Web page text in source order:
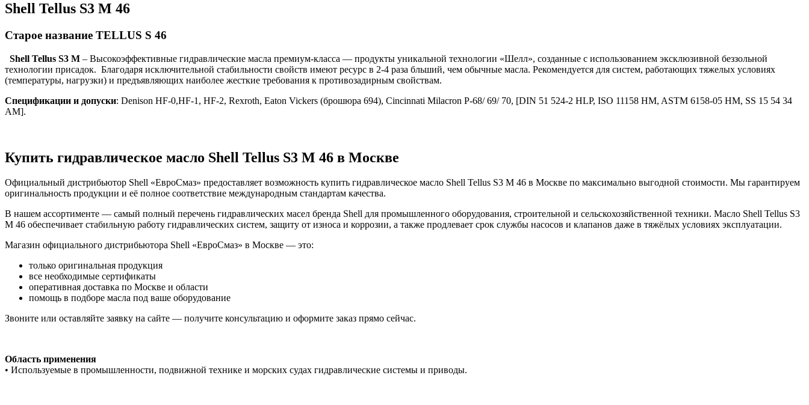
Shell Tellus S3 M 46
Старое название TELLUS S 46
Shell Tellus S3 M – Высокоэффективные гидравлические масла премиум-класса — продукты уникальной технологии «Шелл», созданные с использованием эксклюзивной беззольной
технологии присадок. Благодаря исключительной стабильности свойств имеют ресурс в 2-4 раза бльший, чем обычные масла. Рекомендуется для систем, работающих тяжелых условиях
(температуры, нагрузки) и предъявляющих наиболее жесткие требования к противозадирным свойствам.
Спецификации и допуски: Denison HF-0,HF-1, HF-2, Rexroth, Eaton Vickers (брошюра 694), Cincinnati Milacron P-68/ 69/ 70, [DIN 51 524-2 HLP, ISO 11158 HM, ASTM 6158-05 HM, SS 15 54 34
AM].
Купить гидравлическое масло Shell Tellus S3 M 46 в Москве
Официальный дистрибьютор Shell «ЕвроСмаз» предоставляет возможность купить гидравлическое масло Shell Tellus S3 M 46 в Москве по максимально выгодной стоимости. Мы гарантируем
оригинальность продукции и её полное соответствие международным стандартам качества.
В нашем ассортименте — самый полный перечень гидравлических масел бренда Shell для промышленного оборудования, строительной и сельскохозяйственной техники. Масло Shell Tellus S3
M 46 обеспечивает стабильную работу гидравлических систем, защиту от износа и коррозии, а также продлевает срок службы насосов и клапанов даже в тяжёлых условиях эксплуатации.
Магазин официального дистрибьютора Shell «ЕвроСмаз» в Москве — это:
только оригинальная продукция
все необходимые сертификаты
оперативная доставка по Москве и области
помощь в подборе масла под ваше оборудование
Звоните или оставляйте заявку на сайте — получите консультацию и оформите заказ прямо сейчас.
Область применения
• Используемые в промышленности, подвижной технике и морских судах гидравлические системы и приводы.